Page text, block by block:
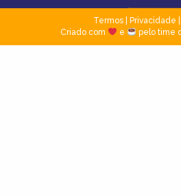
Termos| Privacidade
Criado com
e pelo time